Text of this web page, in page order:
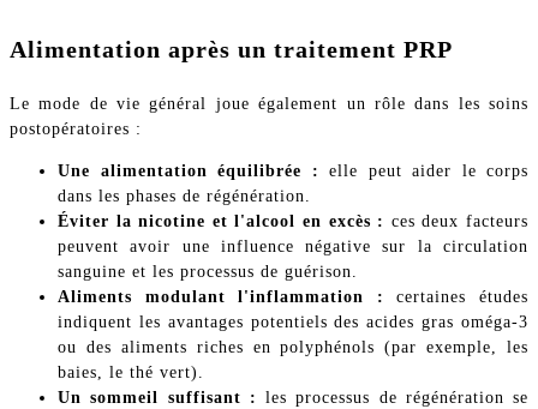
Alimentation après un traitement PRP
Le mode de vie général joue également un rôle dans les soins
postopératoires :
Une alimentation équilibrée : elle peut aider le corps
dans les phases de régénération.
Éviter la nicotine et l'alcool en excès : ces deux facteurs
peuvent avoir une influence négative sur la circulation
sanguine et les processus de guérison.
Aliments modulant l'inflammation :
certaines études
indiquent les avantages potentiels des acides gras oméga-3
ou des aliments riches en polyphénols (par exemple, les
baies, le thé vert).
Un sommeil suffisant : les processus de régénération se